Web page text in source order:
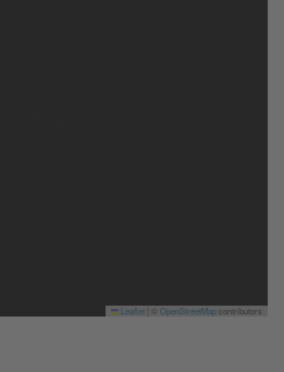
Leaflet OpenStreetMapcontributors